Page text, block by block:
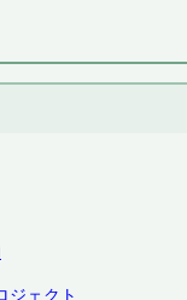
ジェクト